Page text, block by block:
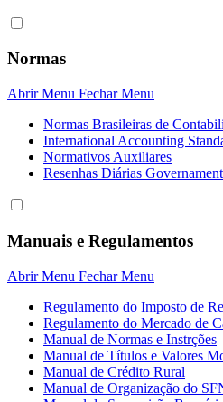
Normas
Abrir Menu Fechar Menu
Normas Brasileiras de
International Accounting
Normativos Auxiliares
Resenhas Diárias
Manuais e Regulamentos
Abrir Menu Fechar Menu
Regulamento do Imposto de
Regulamento do Mercado de
Manual de Normas e Instrções
Manual de Títulos e Valores
Manual de Crédito Rural
Manual de Organização do